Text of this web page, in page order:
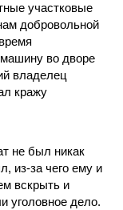
участковые
добровольной
во дворе
владелец
кражу
не был никак
из-за чего ему и
вскрыть и
уголовное дело.